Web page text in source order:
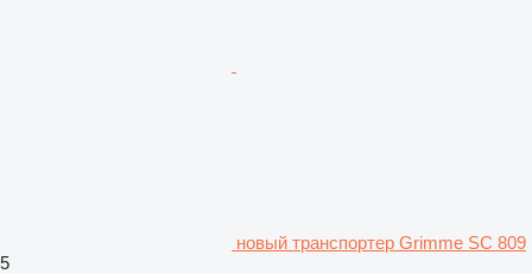
новый транспортер Grimme SC 809
5